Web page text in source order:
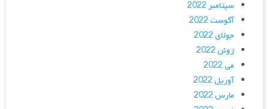
سپتامبر 2022
آگوست 2022
جولای 2022
ژوئن 2022
می 2022
آوریل 2022
مارس 2022